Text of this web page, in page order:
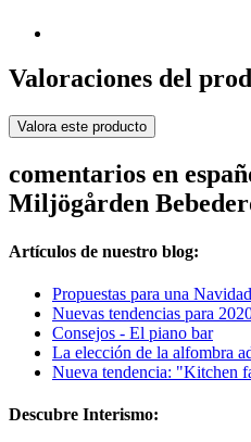
Valoraciones del
Valora este producto
comentarios en
Miljögården
Artículos de nuestro blog:
Propuestas para una
Nuevas tendencias para
Consejos - El piano bar
La elección de la alfombra
Nueva tendencia: "Kitchen
Descubre Interismo: